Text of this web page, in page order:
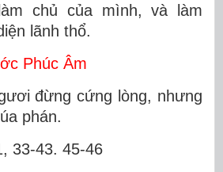
chủ của mình, và làm
lãnh thổ.
Phúc Âm
đừng cứng lòng, nhưng
phán.
33-43. 45-46